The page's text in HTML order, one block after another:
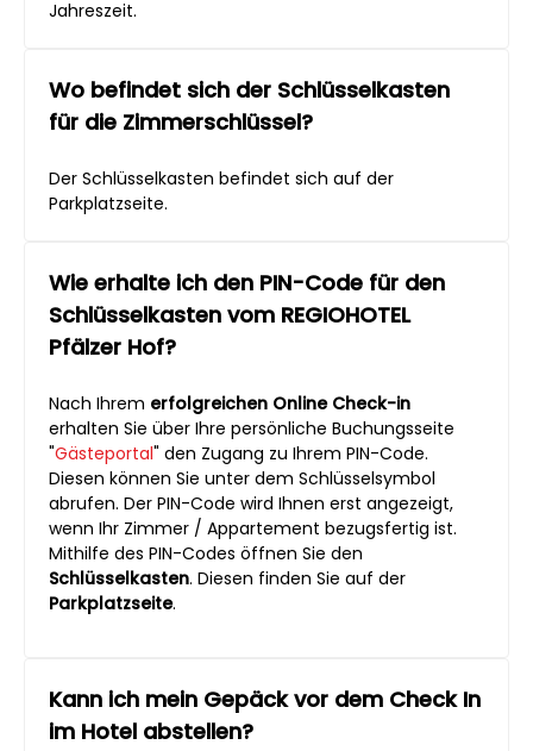
Jahreszeit.
Wo befindet sich der Schlüsselkasten
für die Zimmerschlüssel?
Der Schlüsselkasten befindet sich auf der
Parkplatzseite.
Wie erhalte ich den PIN-Code für den
Schlüsselkasten vom REGIOHOTEL
Pfälzer Hof?
Nach Ihrem erfolgreichen Online Check-in
erhalten Sie über Ihre persönliche Buchungsseite
"Gästeportal" den Zugang zu Ihrem PIN-Code.
Diesen können Sie unter dem Schlüsselsymbol
abrufen. Der PIN-Code wird Ihnen erst angezeigt,
wenn Ihr Zimmer / Appartement bezugsfertig ist.
Mithilfe des PIN-Codes öffnen Sie den
Schlüsselkasten. Diesen finden Sie auf der
Parkplatzseite.
Kann ich mein Gepäck vor dem Check In
im Hotel abstellen?